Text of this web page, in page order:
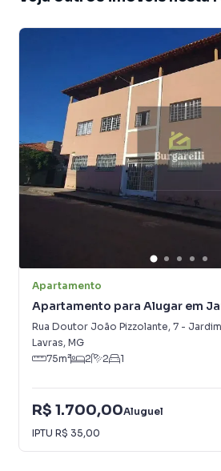
Apartamento
Apartamento para Alugar em
Rua Doutor João Pizzolante, 7 -
Lavras, MG
75m² 2 2 1
R$ 1.700,00Aluguel
IPTU R$ 35,00